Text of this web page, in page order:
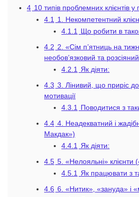
4 10 типів проблемних клієнтів
4.1
1. Некомпетентний
4.1.1
Що робити в
4.2 2. «Сім п’ятниць на
необов’язковий та розсіяний
4.2.1
Як діяти:
4.3 3. Лінивий, що приріс до
мотивації
4.3.1
Поводитися з
4.4 4. Неадекватний і
Макдак»)
4.4.1
Як діяти:
4.5 5. «Нелояльні»
4.5.1
Як працювати з
4.6 6. «Нитик», «зануда» і